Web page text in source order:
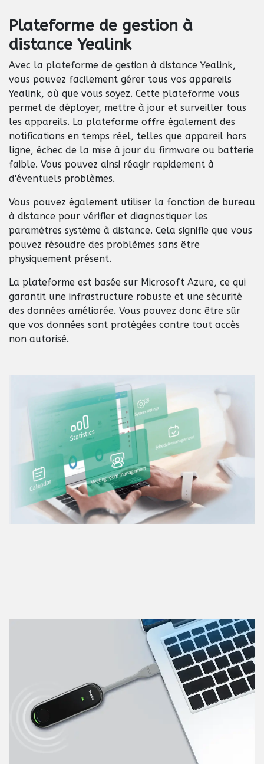
Plateforme de gestion à
distance Yealink
Avec la plateforme de gestion à distance Yealink,
vous pouvez facilement gérer tous vos appareils
Yealink, où que vous soyez. Cette plateforme vous
permet de déployer, mettre à jour et surveiller tous
les appareils. La plateforme offre également des
notifications en temps réel, telles que appareil hors
ligne, échec de la mise à jour du firmware ou batterie
faible. Vous pouvez ainsi réagir rapidement à
d'éventuels problèmes.
Vous pouvez également utiliser la fonction de bureau
à distance pour vérifier et diagnostiquer les
paramètres système à distance. Cela signifie que vous
pouvez résoudre des problèmes sans être
physiquement présent.
La plateforme est basée sur Microsoft Azure, ce qui
garantit une infrastructure robuste et une sécurité
des données améliorée. Vous pouvez donc être sûr
que vos données sont protégées contre tout accès
non autorisé.